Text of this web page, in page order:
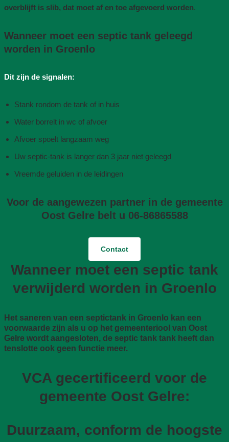
overblijft is slib, dat moet af en toe afgevoerd worden.
Wanneer moet een septic tank geleegd
worden in Groenlo
Dit zijn de signalen:
Stank rondom de tank of in huis
Water borrelt in wc of afvoer
Afvoer spoelt langzaam weg
Uw septic-tank is langer dan 3 jaar niet geleegd
Vreemde geluiden in de leidingen
Voor de aangewezen partner in de gemeente
Oost Gelre belt u 06-86865588
Contact
Wanneer moet een septic tank
verwijderd worden in Groenlo
Het saneren van een septictank in Groenlo kan een
voorwaarde zijn als u op het gemeenteriool van Oost
Gelre wordt aangesloten, de septic tank tank heeft dan
tenslotte ook geen functie meer.
VCA gecertificeerd voor de
gemeente Oost Gelre:
Duurzaam, conform de hoogste